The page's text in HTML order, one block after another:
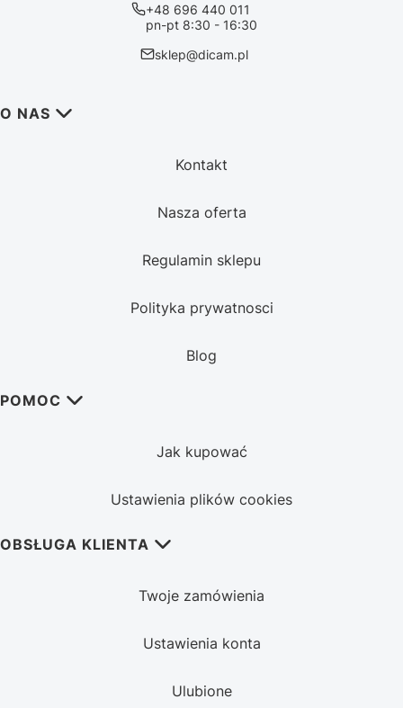
+48 696 440 011
pn-pt 8:30 - 16:30
sklep@dicam.pl
Linki w stopce
O NAS
Kontakt
Nasza oferta
Regulamin sklepu
Polityka prywatnosci
Blog
POMOC
Jak kupować
Ustawienia plików cookies
OBSŁUGA KLIENTA
Twoje zamówienia
Ustawienia konta
Ulubione